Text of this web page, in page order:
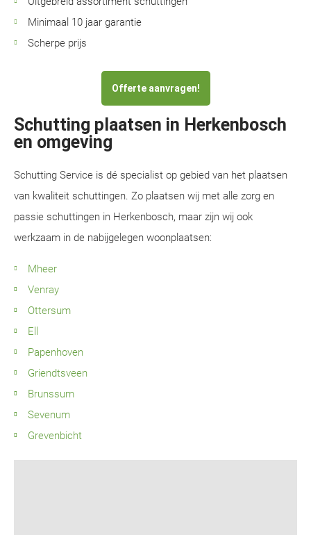
Minimaal 10 jaar garantie
Scherpe prijs
Offerte aanvragen!
Schutting plaatsen in Herkenbosch
en omgeving
Schutting Service is dé specialist op gebied van het plaatsen
van kwaliteit schuttingen. Zo plaatsen wij met alle zorg en
passie schuttingen in Herkenbosch, maar zijn wij ook
werkzaam in de nabijgelegen woonplaatsen:
Mheer
Venray
Ottersum
Ell
Papenhoven
Griendtsveen
Brunssum
Sevenum
Grevenbicht